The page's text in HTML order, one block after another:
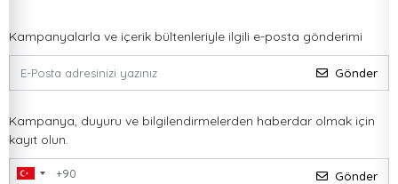
Kampanyalarla ve içerik bültenleriyle ilgili e-posta gönderimi
Gönder
Kampanya, duyuru ve bilgilendirmelerden haberdar olmak için
kayıt olun.
Gönder